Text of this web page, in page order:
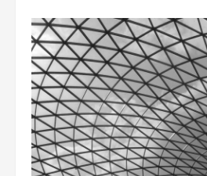
przeciwpożarowe
w
halach
prefabrykowanych:
Przegląd
technologii
i
rozwiązań